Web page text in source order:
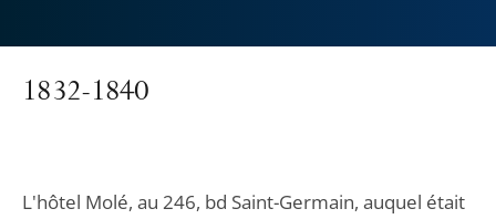
1832-1840
L'hôtel Molé, au 246, bd Saint-Germain, auquel était